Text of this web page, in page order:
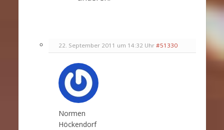
22. September 2011 um 14:32 Uhr #51330
Normen
Höckendorf